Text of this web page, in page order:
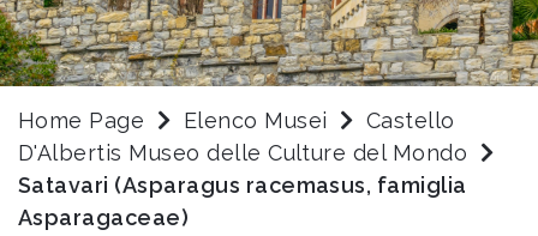
Home Page Elenco Musei
Castello
D'Albertis Museo delle Culture del Mondo
Satavari (Asparagus racemasus, famiglia
Asparagaceae)